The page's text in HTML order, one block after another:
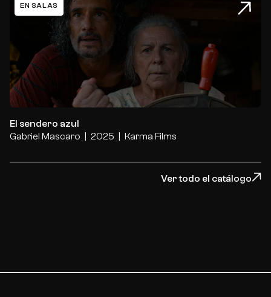
EN SALAS
El sendero azul
El sendero azul
Gabriel Mascaro
2025 Karma Films
Ver todo el catálogo